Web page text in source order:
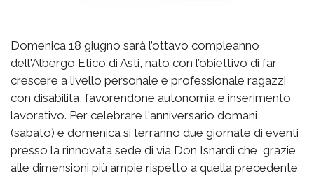
Domenica 18 giugno sarà l’ottavo compleanno
dell'Albergo Etico di Asti, nato con l’obiettivo di far
crescere a livello personale e professionale ragazzi
con disabilità, favorendone autonomia e inserimento
lavorativo. Per celebrare l'anniversario domani
(sabato) e domenica si terranno due giornate di eventi
presso la rinnovata sede di via Don Isnardi che, grazie
alle dimensioni più ampie rispetto a quella precedente